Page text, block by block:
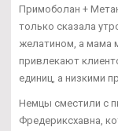
Примоболан +
только сказала
желатином, а мама
привлекают
единиц, а низкими
Немцы сместили с
Фредериксхавна,